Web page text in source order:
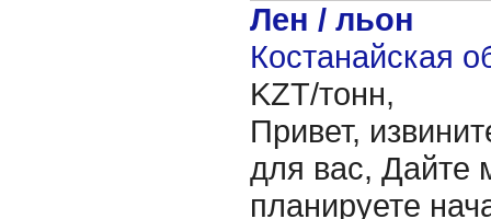
Лен / льон
Костанайская
KZT/тонн,
Привет,
для вас, Дайте
планируете